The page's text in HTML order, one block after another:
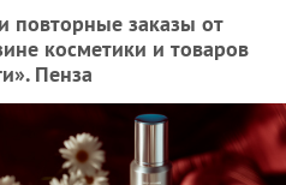
повторные заказы от
косметики и товаров
Пенза